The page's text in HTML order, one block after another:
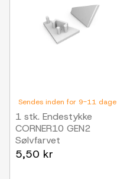
Sendes inden for 9-11 dage
1 stk. Endestykke
CORNER10 GEN2
Sølvfarvet
5,50 kr